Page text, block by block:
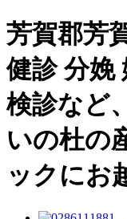
芳賀郡芳
健診 分娩
検診など
いの杜の
ックにお